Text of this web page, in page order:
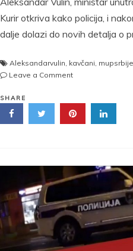
Kurir otkriva kako policija, i
dalje dolazi do novih detalja o
Aleksandarvulin kavčani mupsrbije
Leave a Commenton
ko
Belivuka!
ZNAJU
KAVČANI
I
ŠKALJARCI
KOLIKA
IM
SHARE